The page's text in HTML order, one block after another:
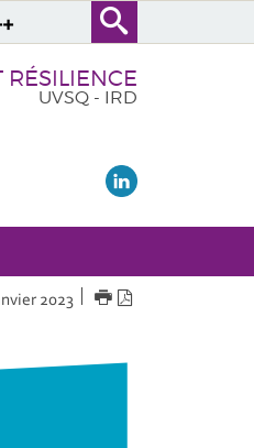
RÉSILIENCE
UVSQ - IRD
2023 IMPRIMER